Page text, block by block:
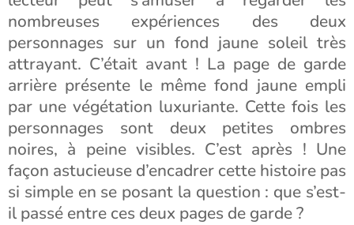
nombreuses expériences des deux
personnages sur un fond jaune soleil très
attrayant. C’était avant ! La page de garde
arrière présente le même fond jaune empli
par une végétation luxuriante. Cette fois les
personnages sont deux petites ombres
noires, à peine visibles. C’est après ! Une
façon astucieuse d’encadrer cette histoire pas
si simple en se posant la question : que s’est-
il passé entre ces deux pages de garde ?